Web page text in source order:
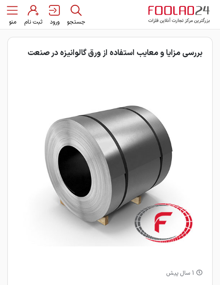
جستجو ورود ثبت نام منو
بررسی مزایا و معایب استفاده از ورق گالوانیزه در صنعت
1 سال پیش